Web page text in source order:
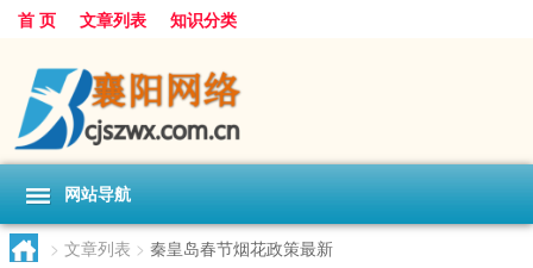
首 页 文章列表 知识分类
网站导航
> 文章列表 > 秦皇岛春节烟花政策最新